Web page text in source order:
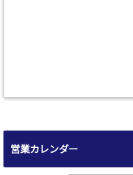
営業カレンダー